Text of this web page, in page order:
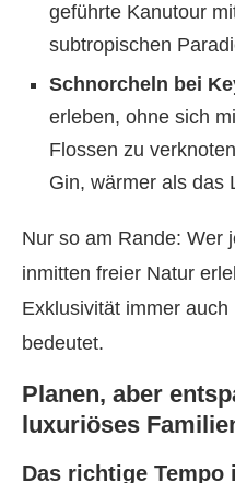
geführte Kanutour
subtropischen
Schnorcheln bei
erleben, ohne sich
Flossen zu
Gin, wärmer als das
Nur so am Rande: Wer
inmitten freier Natur
Exklusivität immer
bedeutet.
Planen, aber
luxuriöses
Das richtige Tempo